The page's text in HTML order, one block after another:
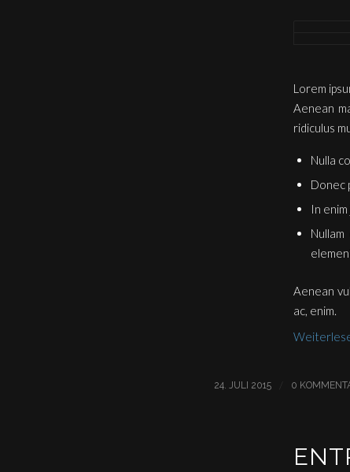
Lorem
Aenean
ridiculus
Nulla
Donec
In
Aenean
ac, enim.
24. JULI 2015 0